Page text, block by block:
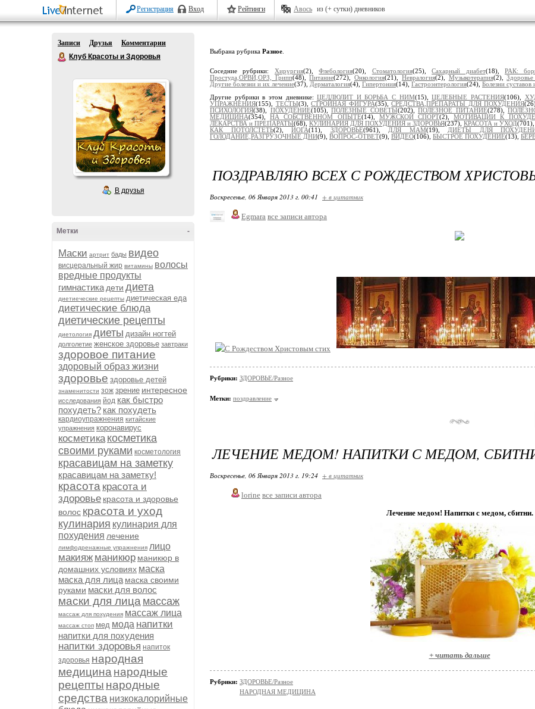
Регистрация Вход Рейтинги Авось из (+ сутки) дневников
Записи Друзья
Комментарии
Клуб Красоты и Здоровья
В друзья
-
Метки
Маски артрит бады видео
висцеральный жир витамины волосы
вредные продукты
гимнастика дети диета
диетиеческие рецепты диетическая еда
диетические блюда
диетические рецепты
диетология диеты дизайн ногтей
долголетие женское здоровье завтраки
здоровое питание
здоровый образ жизни
здоровье здоровье детей
знаменитости зож зрение интересное
исследования йод как быстро
похудеть? как похудеть
кардиоупражнения китайские
упражнения коронавирус
косметика косметика
своими руками косметология
красавицам на заметку
красавицам на заметку!
красота красота и
здоровье красота и здоровье
волос красота и уход
кулинария кулинария для
похудения лечение
лимфодренажные упражнения лицо
макияж маникюр маникюр в
домашних условиях маска
маска для лица маска своими
руками маски для волос
маски для лица массаж
массаж для похудения массаж лица
массаж стоп мед мода напитки
напитки для похудения
напитки здоровья напиток
здоровья народная
медицина народные
рецепты народные
средства низкокалорийные
Выбрана рубрика Разное
Соседние рубрики: Хирургия(2),Флебология(20), Стоматология(25),Сахарный диабет(18), РАК:
Простуда,ОРВИ,ОРЗ, Грипп(48),Питание(272),Онкология(21), Невралогия(2), Музыкотерапия(2),
Другие болезни и их лечение(37), Дерматалогия(4), Гипертония(14), Гастроэнтерология(24), Болезни суставов
Другие рубрики в этом дневнике:ЦЕЛЛЮЛИТ И БОРЬБА С НИМ(15),ЦЕЛЕБНЫЕ РАСТЕНИЯ(106),
УПРАЖНЕНИЯ(155), ТЕСТЫ(3),СТРОЙНАЯ ФИГУРА(35),СРЕДСТВА,ПРЕПАРАТЫ ДЛЯ ПОХУДЕНИЯ
ПСИХОЛОГИЯ(38), ПОХУДЕНИЕ(105), ПОЛЕЗНЫЕ СОВЕТЫ(202), ПОЛЕЗНОЕ ПИТАНИЕ(278),
МЕДИЦИНА(354),НА СОБСТВЕННОМ ОПЫТЕ(14), МУЖСКОЙ СПОРТ(2),МОТИВАЦИИ К
ЛЕКАРСТВА и ПРЕПАРАТЫ(68), КУЛИНАРИЯ ДЛЯ ПОХУДЕНИЯ и ЗДОРОВЬЯ(237), КРАСОТА и УХОД(701),
КАК ПОТОЛСТЕТЬ(2), ЙОГА(11), ЗДОРОВЬЕ(961), ДЛЯ МАМ(19), ДИЕТЫ ДЛЯ
ГОЛОДАНИЕ,РАЗГРУЗОЧНЫЕ ДНИ(9), ВОПРОС-ОТВЕТ(9), ВИДЕО(106), БЫСТРОЕ ПОХУДЕНИЕ(13),
ПОЗДРАВЛЯЮ ВСЕХ С РОЖДЕСТВОМ
Воскресенье, 06 Января 2013 г. 00:41 + в цитатник
Egmara все записи автора
Рубрики: ЗДОРОВЬЕ/Разное
Метки: поздравление
ЛЕЧЕНИЕ МЕДОМ! НАПИТКИ С МЕДОМ,
Воскресенье, 06 Января 2013 г. 19:24 + в цитатник
lorine все записи автора
Лечение медом! Напитки с медом, сбитни.
+ читать дальше
Рубрики: ЗДОРОВЬЕ/Разное
НАРОДНАЯ МЕДИЦИНА